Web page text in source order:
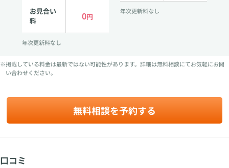
お見合い
料
0円
年次更新料なし
年次更新料なし
※掲載している料金は最新ではない可能性があります。詳細は無料相談にてお気軽にお問
い合わせください。
無料相談を予約する
口コミ